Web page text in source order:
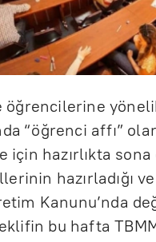
öğrencilerine
“öğrenci affı”
için hazırlıkta
hazırladığı ve
Kanunu’nda
bu hafta